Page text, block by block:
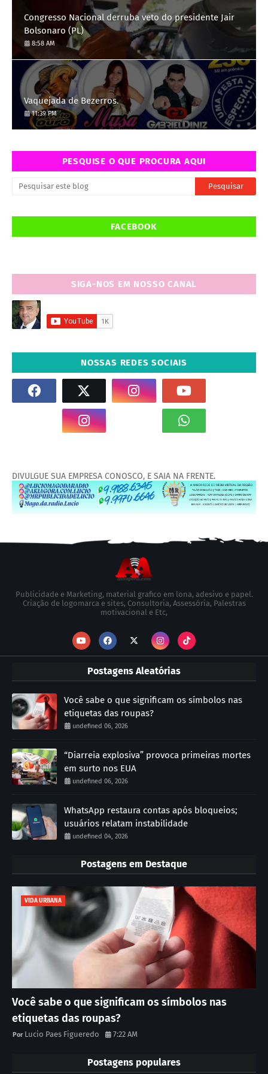
Congresso Nacional derruba veto do presidente Jair
Bolsonaro (PL)
8:58 AM
Vaquejada de Bezerros.
11:39 PM
PESQUISE O QUE PROCURA AQUI
FACEBOOK
SIGA-NOS EM NOSSO CANAL
NOSSAS REDES SOCIAIS
DIVULGUE SUA EMPRESA CONOSCO, E SAIA NA FRENTE.
Publicidade e Marketing, material grafico em lona, adesivo e papel.
Criação de logomarca e sites, Consultoria, Assessória, Palestras
motivacional e Etc,
Postagens Aleatórias
Você sabe o que significam os símbolos nas
etiquetas das roupas?
undefined 06, 2026
“Diarreia explosiva” provoca primeiras mortes
em surto nos EUA
undefined 06, 2026
WhatsApp restaura contas após bloqueios;
usuários relatam instabilidade
undefined 04, 2026
Postagens em Destaque
VIDA URBANA
Você sabe o que significam os símbolos nas
etiquetas das roupas?
Lucio Paes Figueredo 7:22 AM
Postagens populares